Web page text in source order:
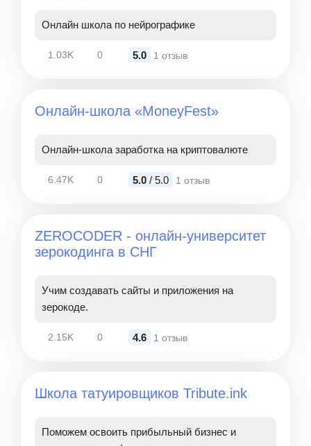
Онлайн школа по нейрографике
1.03K 0 5.0 1 отзыв
Онлайн-школа «MoneyFest»
Онлайн-школа заработка на криптовалюте
6.47K 0 5.0 / 5.0 1 отзыв
ZEROCODER - онлайн-университет
зерокодинга в СНГ
Учим создавать сайты и приложения на
зерокоде.
2.15K 0 4.6 1 отзыв
Школа татуировщиков Tribute.ink
Поможем освоить прибыльный бизнес и